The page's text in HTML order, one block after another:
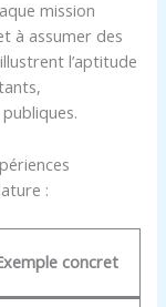
mission
à assumer des
l’aptitude
:
concret